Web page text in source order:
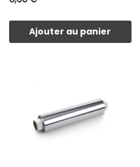
Ajouter au panier